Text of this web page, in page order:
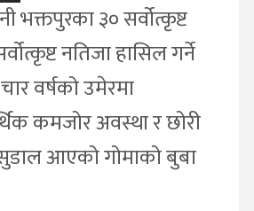
भक्तपुरका ३० सर्वोत्कृष्ट
नतिजा हासिल गर्ने
वर्षको उमेरमा
कमजोर अवस्था र छोरी
आएको गोमाको बुबा